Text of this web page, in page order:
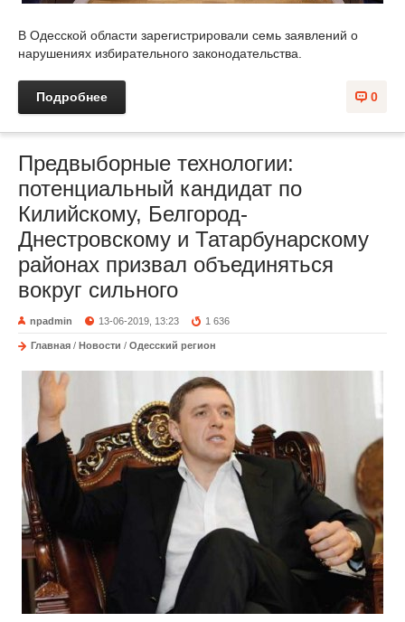
В Одесской области зарегистрировали семь заявлений о
нарушениях избирательного законодательства.
0
Подробнее
Предвыборные технологии:
потенциальный кандидат по
Килийскому, Белгород-
Днестровскому и Татарбунарскому
районах призвал объединяться
вокруг сильного
npadmin 13-06-2019, 13:23 1 636
Главная / Новости / Одесский регион